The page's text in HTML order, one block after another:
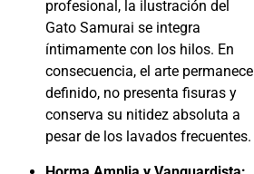
profesional, la ilustración del
Gato Samurai se integra
íntimamente con los hilos. En
consecuencia, el arte permanece
definido, no presenta fisuras y
conserva su nitidez absoluta a
pesar de los lavados frecuentes.